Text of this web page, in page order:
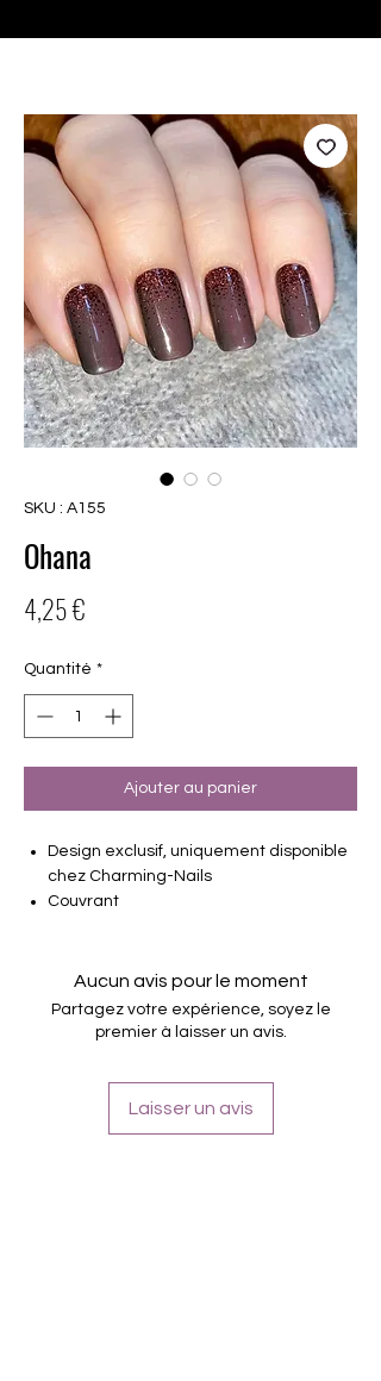
SKU : A155
Ohana
4,25 €
Quantité *
Ajouter au panier
Design exclusif, uniquement disponible
chez Charming-Nails
Couvrant
mm)
Convient à tous les ongles
Tenir jusqu'à 14 jours
Aucun avis pour le moment
Partagez votre expérience, soyez le
premier à laisser un avis.
Laisser un avis